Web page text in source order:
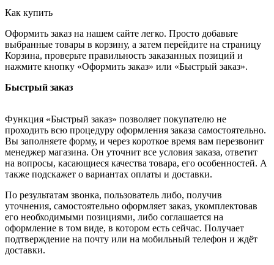
Как купить
Оформить заказ на нашем сайте легко. Просто добавьте
выбранные товары в корзину, а затем перейдите на страницу
Корзина, проверьте правильность заказанных позиций и
нажмите кнопку «Оформить заказ» или «Быстрый заказ».
Быстрый заказ
Функция «Быстрый заказ» позволяет покупателю не
проходить всю процедуру оформления заказа самостоятельно.
Вы заполняете форму, и через короткое время вам перезвонит
менеджер магазина. Он уточнит все условия заказа, ответит
на вопросы, касающиеся качества товара, его особенностей. А
также подскажет о вариантах оплаты и доставки.
По результатам звонка, пользователь либо, получив
уточнения, самостоятельно оформляет заказ, укомплектовав
его необходимыми позициями, либо соглашается на
оформление в том виде, в котором есть сейчас. Получает
подтверждение на почту или на мобильный телефон и ждёт
доставки.